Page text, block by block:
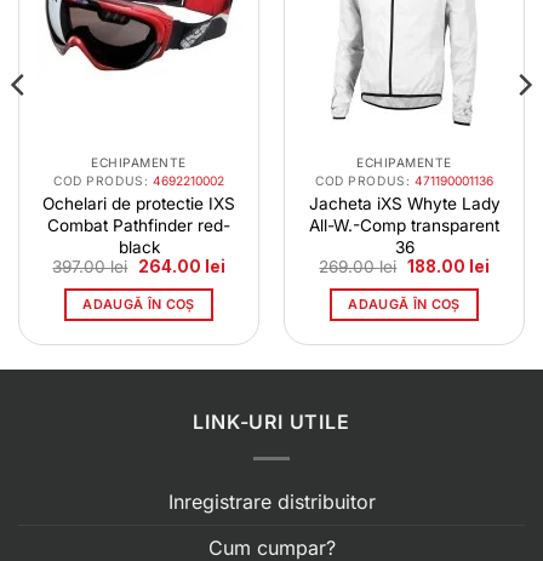
ECHIPAMENTE
COD PRODUS: 4692210002
Ochelari de protectie IXS
Combat Pathfinder red-
black
397.00lei Prețul
a
fost:
264.00 leiPrețul
ADAUGĂ ÎN COȘ
ECHIPAMENTE
COD PRODUS: 471190001136
Jacheta iXS Whyte Lady
All-W.-Comp transparent
36
269.00lei Prețul
a
fost:
188.00 leiPrețul
ADAUGĂ ÎN COȘ
LINK-URI UTILE
Inregistrare distribuitor
Cum cumpar?